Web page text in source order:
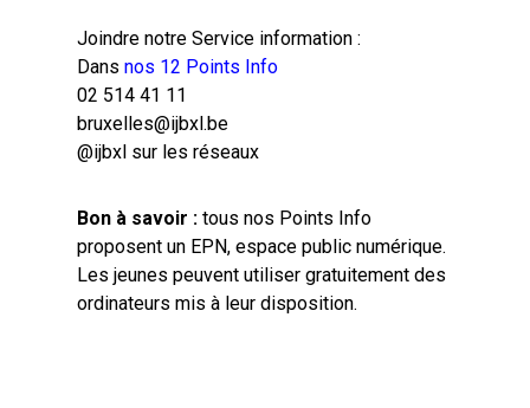
Joindre notre Service information :
Dansnos 12 Points Info
02 514 41 11
bruxelles@ijbxl.be
@ijbxl sur les réseaux
Bon à savoir : tous nos Points Info
proposent un EPN, espace public numérique.
Les jeunes peuvent utiliser gratuitement des
ordinateurs mis à leur disposition.